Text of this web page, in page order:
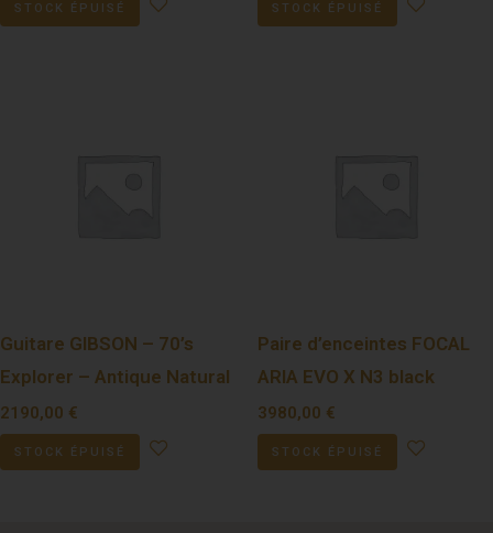
STOCK ÉPUISÉ STOCK ÉPUISÉ
Guitare GIBSON – 70’s
Explorer – Antique Natural
2190,00 €
STOCK ÉPUISÉ
Paire d’enceintes FOCAL
ARIA EVO X N3 black
3980,00 €
STOCK ÉPUISÉ